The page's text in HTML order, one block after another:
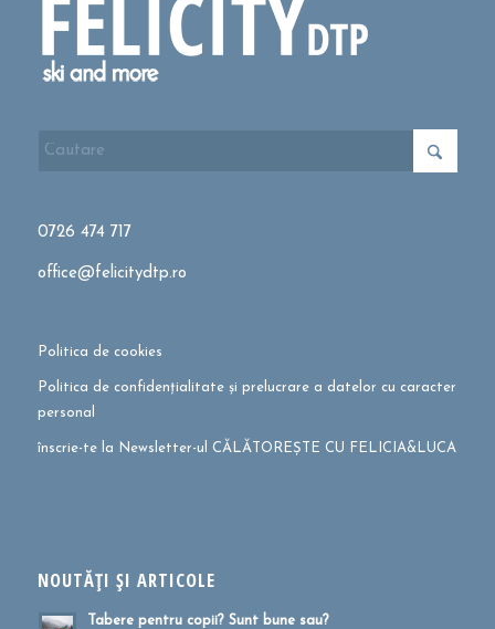
0726 474 717
office@felicitydtp.ro
Politica de cookies
Politica de confidențialitate și prelucrare a datelor cu caracter
personal
înscrie-te la Newsletter-ul CĂLĂTOREȘTE CU FELICIA&LUCA
NOUTĂȚI ȘI ARTICOLE
Tabere pentru copii? Sunt bune sau?